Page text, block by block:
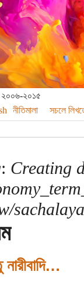
২০০৬-২০১৫
নীতিমালা সচলে
: Creating